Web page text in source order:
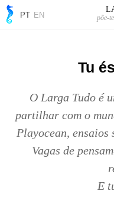
PT EN põe-
Tu
O Larga Tudo é
partilhar com o
Playocean,
Vagas de
E